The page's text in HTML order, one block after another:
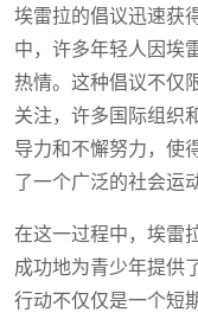
埃雷拉的倡议迅速获
中，许多年轻人因埃
热情。这种倡议不仅
关注，许多国际组织
导力和不懈努力，使
了一个广泛的社会运动
在这一过程中，埃雷
成功地为青少年提供
行动不仅仅是一个短